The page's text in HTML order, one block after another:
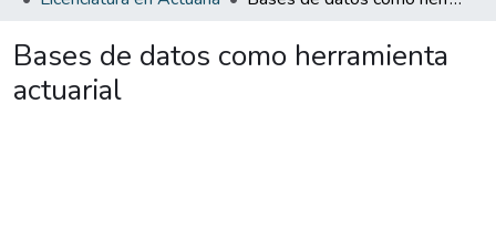
Bases de datos como herramienta
actuarial